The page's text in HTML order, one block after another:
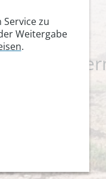
zwei
zu
Weitergabe
.